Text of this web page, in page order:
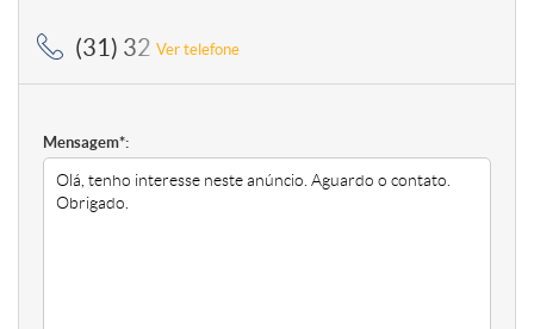
(31) 3224-2400
Ver telefone
Mensagem*: